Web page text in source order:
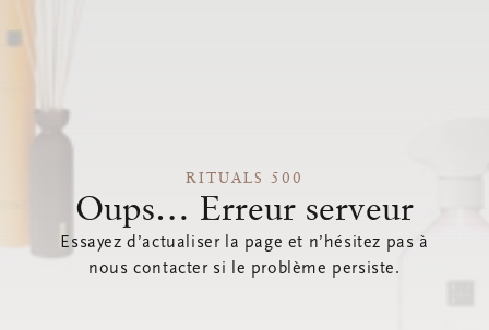
RITUALS 500
Oups… Erreur serveur
Essayez d’actualiser la page et n’hésitez pas à
nous contacter si le problème persiste.